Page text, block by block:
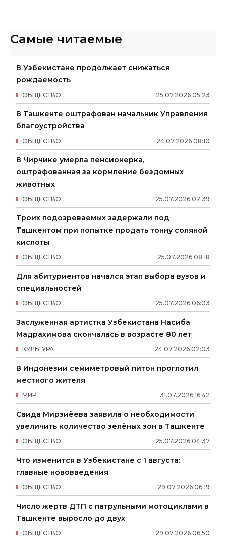
Самые читаемые
В Узбекистане продолжает снижаться
рождаемость
25.07.2026 05:23
ОБЩЕСТВО
В Ташкенте оштрафован начальник Управления
благоустройства
24.07.2026 08:10
ОБЩЕСТВО
В Чирчике умерла пенсионерка,
оштрафованная за кормление бездомных
животных
25.07.2026 07:39
ОБЩЕСТВО
Троих подозреваемых задержали под
Ташкентом при попытке продать тонну соляной
кислоты
25.07.2026 08:18
ОБЩЕСТВО
Для абитуриентов начался этап выбора вузов и
специальностей
25.07.2026 06:03
ОБЩЕСТВО
Заслуженная артистка Узбекистана Насиба
Мадрахимова скончалась в возрасте 80 лет
24.07.2026 02:03
КУЛЬТУРА
В Индонезии семиметровый питон проглотил
местного жителя
31.07.2026 16:42
МИР
Саида Мирзиёева заявила о необходимости
увеличить количество зелёных зон в Ташкенте
25.07.2026 04:37
ОБЩЕСТВО
Что изменится в Узбекистане с 1 августа:
главные нововведения
29.07.2026 06:19
ОБЩЕСТВО
Число жертв ДТП с патрульными мотоциклами в
Ташкенте выросло до двух
29.07.2026 06:50
ОБЩЕСТВО